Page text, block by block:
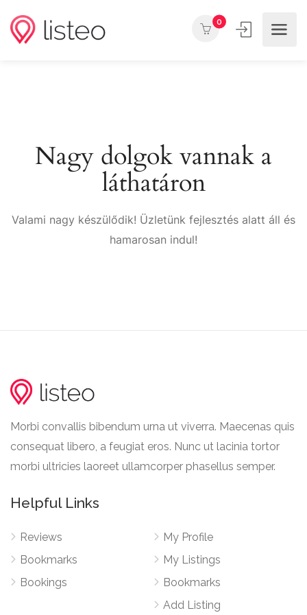
0
Nagy dolgok vannak a
láthatáron
Valami nagy készülődik! Üzletünk fejlesztés alatt áll és
hamarosan indul!
Morbi convallis bibendum urna ut viverra. Maecenas quis
consequat libero, a feugiat eros. Nunc ut lacinia tortor
morbi ultricies laoreet ullamcorper phasellus semper.
Helpful Links
Reviews
Bookmarks
Bookings
My Profile
My Listings
Bookmarks
Add Listing